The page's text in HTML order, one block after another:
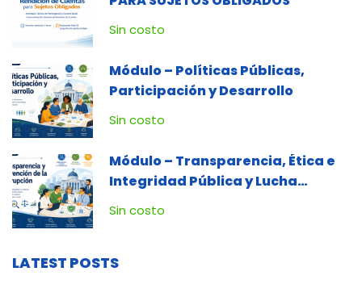
Sin costo
Módulo – Políticas Públicas,
Participación y Desarrollo
Sin costo
Módulo – Transparencia, Ética e
Integridad Pública y Lucha
Contra la Corrupción
Sin costo
LATEST POSTS